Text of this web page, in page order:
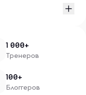
1 000+
Тренеров
100+
Блоггеров